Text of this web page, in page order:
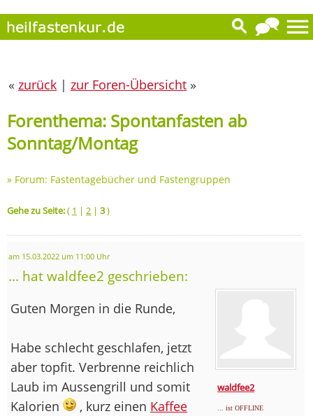
« zurück | zur Foren-Übersicht »
Forenthema: Spontanfasten ab
Sonntag/Montag
» Forum: Fastentagebücher und Fastengruppen
Gehe zu Seite:( 1 | 2 | 3)
am 15.03.2022 um 11:00 Uhr
... hat waldfee2 geschrieben:
waldfee2
... ist OFFLINE
Guten Morgen in die Runde,
Habe schlecht geschlafen, jetzt
aber topfit. Verbrenne reichlich
Laub im Aussengrill und somit
Kalorien
, kurz einen Kaffee